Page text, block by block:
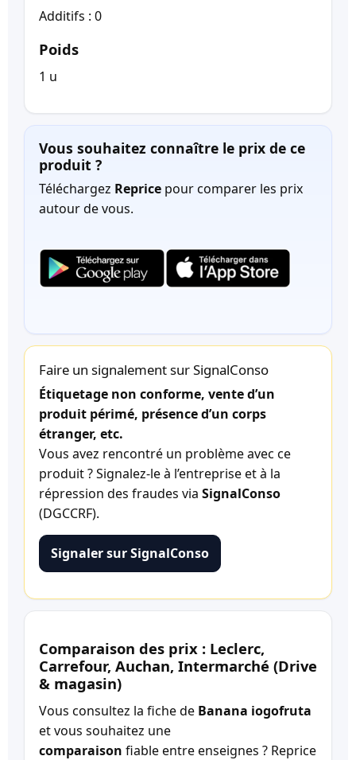
Additifs : 0
Poids
1 u
Vous souhaitez connaître le prix de ce
produit ?
Téléchargez Reprice pour comparer les prix
autour de vous.
Faire un signalement sur SignalConso
Étiquetage non conforme, vente d’un
produit périmé, présence d’un corps
étranger, etc.
Vous avez rencontré un problème avec ce
produit ? Signalez-le à l’entreprise et à la
répression des fraudes via SignalConso
(DGCCRF).
Signaler sur SignalConso
Comparaison des prix : Leclerc,
Carrefour, Auchan, Intermarché (Drive
& magasin)
Vous consultez la fiche de Banana iogofruta
et vous souhaitez une
comparaison fiable entre enseignes ? Reprice